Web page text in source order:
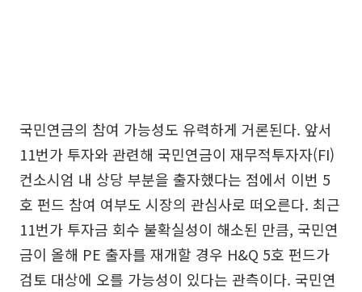
국민연금의 참여 가능성도 유력하게 거론된다. 앞서
11번가 투자와 관련해 국민연금이 재무적투자자(FI)
컨소시엄 내 상당 부분을 출자했다는 점에서 이번 5
호 펀드 참여 여부도 시장의 관심사로 떠오른다. 최근
11번가 투자금 회수 불확실성이 해소된 만큼, 국민연
금이 올해 PE 출자를 재개할 경우 H&Q 5호 펀드가
검토 대상에 오를 가능성이 있다는 관측이다. 국민연